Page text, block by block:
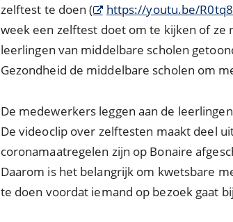
zelftest te doen (
https://youtu.be/
week een zelftest doet om te kijken of ze
leerlingen van middelbare scholen
Gezondheid de middelbare scholen om
De medewerkers leggen aan de
De videoclip over zelftesten maakt deel
coronamaatregelen zijn op Bonaire
Daarom is het belangrijk om kwetsbare
te doen voordat iemand op bezoek gaat